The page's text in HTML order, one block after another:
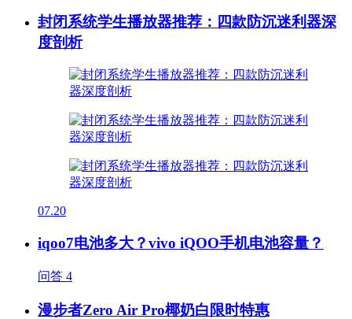
封闭系统学生播放器推荐：四款防沉迷利器深
度剖析
07.20
iqoo7电池多大？vivo iQOO手机电池容量？
问答 4
漫步者Zero Air Pro椰奶白限时特惠